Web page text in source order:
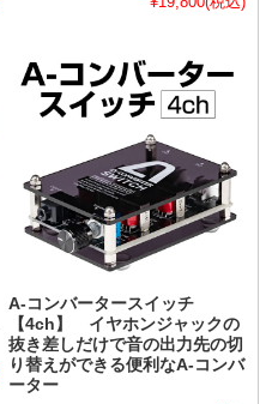
A-コンバータースイッチ
【4ch】 イヤホンジャックの
抜き差しだけで音の出力先の切
り替えができる便利なA-コンバ
ーター